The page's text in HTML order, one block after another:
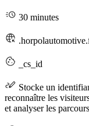
30 minutes
_cs_id
Stocke un
reconnaître les
et analyser les